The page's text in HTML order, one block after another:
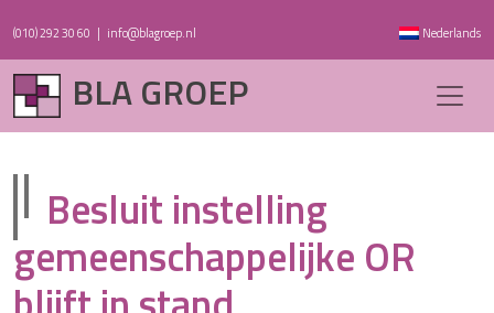
(010) 292 30 60 | info@blagroep.nl Nederlands
BLA GROEP
Besluit instelling
gemeenschappelijke OR